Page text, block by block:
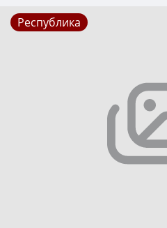
Республика